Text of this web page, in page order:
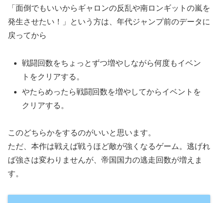
「面倒でもいいからギャロンの反乱や南ロンギットの嵐を
発生させたい！」という方は、年代ジャンプ前のデータに
戻ってから
戦闘回数をちょっとずつ増やしながら何度もイベン
トをクリアする。
やたらめったら戦闘回数を増やしてからイベントを
クリアする。
このどちらかをするのがいいと思います。
ただ、本作は戦えば戦うほど敵が強くなるゲーム。逃げれ
ば強さは変わりませんが、帝国国力の逃走回数が増えま
す。